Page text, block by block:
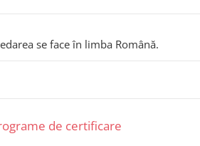
se face în limba Română.
de certificare